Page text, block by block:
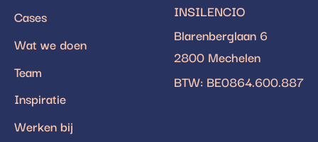
Cases
Wat we doen
Team
Inspiratie
Werken bij
INSILENCIO
Blarenberglaan 6
2800 Mechelen
BTW: BE0864.600.887